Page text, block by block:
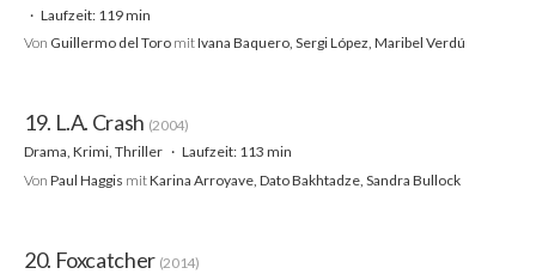
Laufzeit: 119 min
Von Guillermo del Toro mitIvana Baquero, Sergi López, Maribel Verdú
19. L.A. Crash (2004)
Drama, Krimi, Thriller
Laufzeit: 113 min
Von Paul Haggis mitKarina Arroyave, Dato Bakhtadze, Sandra Bullock
20. Foxcatcher (2014)